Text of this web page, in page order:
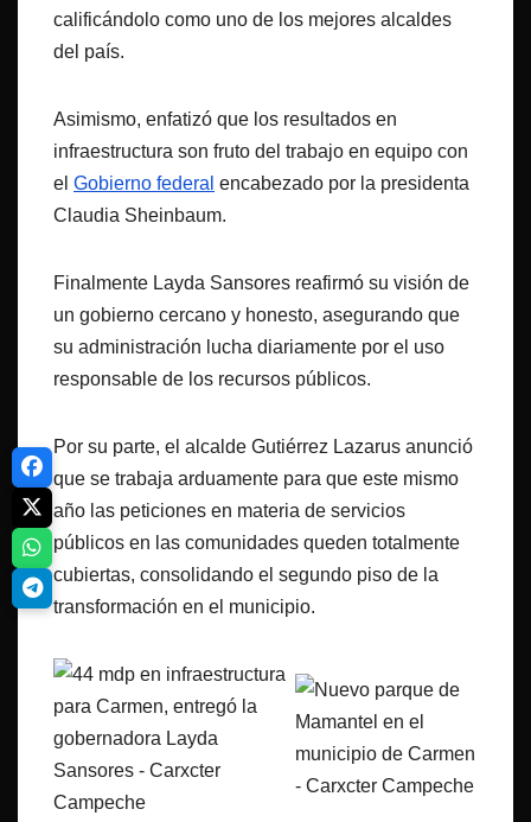
calificándolo como uno de los mejores alcaldes
del país.
Asimismo, enfatizó que los resultados en
infraestructura son fruto del trabajo en equipo con
el Gobierno federal encabezado por la presidenta
Claudia Sheinbaum.
Finalmente Layda Sansores reafirmó su visión de
un gobierno cercano y honesto, asegurando que
su administración lucha diariamente por el uso
responsable de los recursos públicos.
Por su parte, el alcalde Gutiérrez Lazarus anunció
que se trabaja arduamente para que este mismo
año las peticiones en materia de servicios
públicos en las comunidades queden totalmente
cubiertas, consolidando el segundo piso de la
transformación en el municipio.